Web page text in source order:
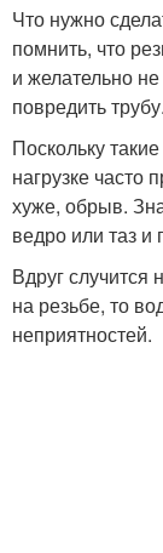
Что нужно
помнить, что
и желательно
повредить трубу.
Поскольку
нагрузке часто
хуже, обрыв.
ведро или таз
Вдруг случится
на резьбе, то
неприятностей.